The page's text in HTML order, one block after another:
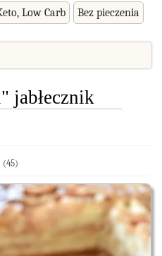
Low Carb Bez pieczenia
jabłecznik
(45)